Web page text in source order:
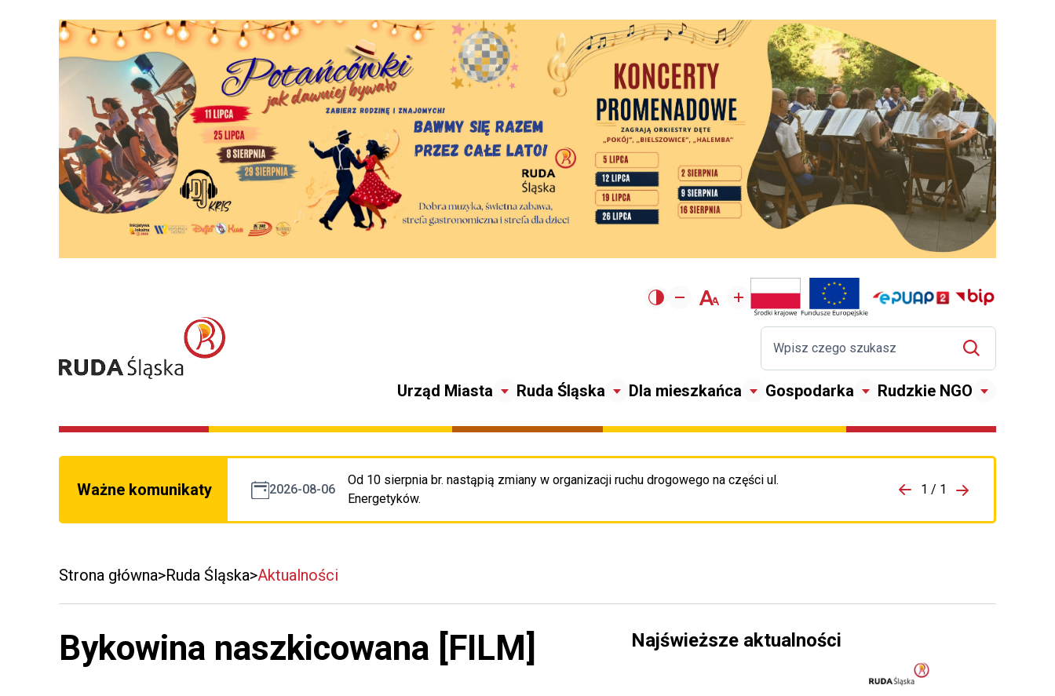
Urząd Miasta Ruda Śląska Dla mieszkańca Gospodarka Rudzkie NGO
Ważne komunikaty 2026-08-06
Od 10 sierpnia br. nastąpią zmiany w organizacji ruchu drogowego na części ul.
Energetyków.
Przejdź do porzpedniego komunikatu 1 / 1
Przejdź do
Strona główna Ruda Śląska Aktualności
Bykowina naszkicowana [FILM] Najświeższe aktualności